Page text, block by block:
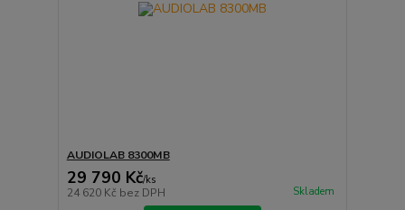
AUDIOLAB 8300MB
29 790 Kč/ks
24 620 Kč bez DPH Skladem